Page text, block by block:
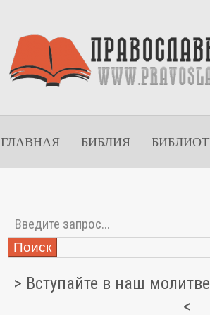
ГЛАВНАЯ БИБЛИЯ
Поиск
> Вступайте в наш
<